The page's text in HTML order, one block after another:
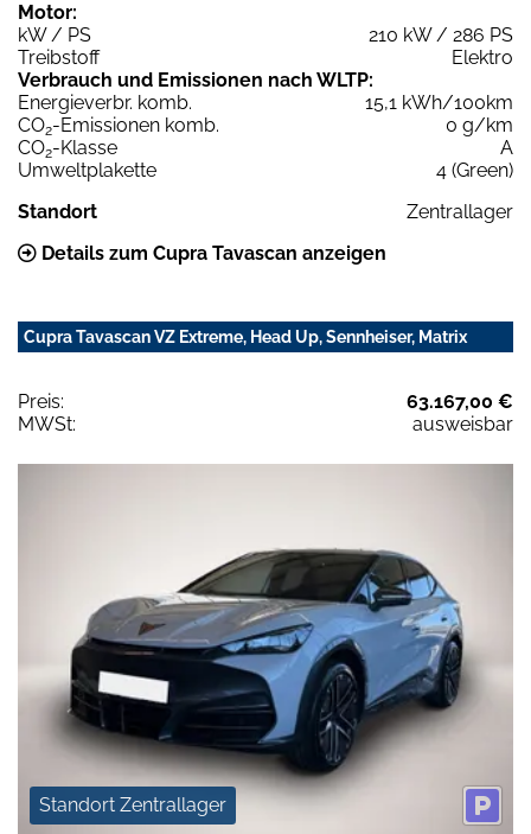
Motor:
kW / PS
210 kW / 286 PS
Treibstoff
Elektro
Verbrauch und Emissionen nach WLTP:
Energieverbr. komb.
15,1 kWh/100km
CO2-Emissionen komb.
0 g/km
CO2-Klasse
A
Umweltplakette
4 (Green)
Standort
Zentrallager
Details zum Cupra Tavascan anzeigen
Cupra Tavascan VZ Extreme, Head Up, Sennheiser, Matrix
Preis:
63.167,00 €
MWSt:
ausweisbar
Standort Zentrallager